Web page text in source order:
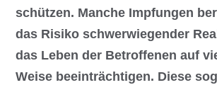
schützen. Manche Impfungen
das Risiko schwerwiegender
das Leben der Betroffenen auf
Weise beeinträchtigen. Diese